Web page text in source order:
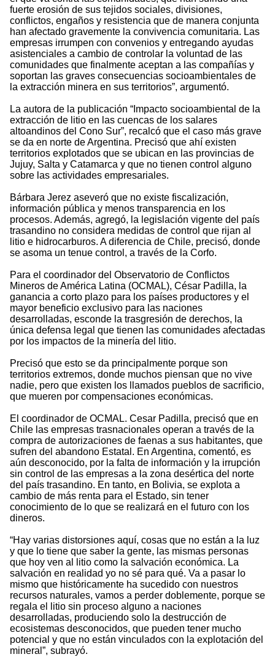
fuerte erosión de sus tejidos sociales, divisiones,
conflictos, engaños y resistencia que de manera conjunta
han afectado gravemente la convivencia comunitaria. Las
empresas irrumpen con convenios y entregando ayudas
asistenciales a cambio de controlar la voluntad de las
comunidades que finalmente aceptan a las compañías y
soportan las graves consecuencias socioambientales de
la extracción minera en sus territorios”, argumentó.
La autora de la publicación “Impacto socioambiental de la
extracción de litio en las cuencas de los salares
altoandinos del Cono Sur”, recalcó que el caso más grave
se da en norte de Argentina. Precisó que ahí existen
territorios explotados que se ubican en las provincias de
Jujuy, Salta y Catamarca y que no tienen control alguno
sobre las actividades empresariales.
Bárbara Jerez aseveró que no existe fiscalización,
información pública y menos transparencia en los
procesos. Además, agregó, la legislación vigente del país
trasandino no considera medidas de control que rijan al
litio e hidrocarburos. A diferencia de Chile, precisó, donde
se asoma un tenue control, a través de la Corfo.
Para el coordinador del Observatorio de Conflictos
Mineros de América Latina (OCMAL), César Padilla, la
ganancia a corto plazo para los países productores y el
mayor beneficio exclusivo para las naciones
desarrolladas, esconde la trasgresión de derechos, la
única defensa legal que tienen las comunidades afectadas
por los impactos de la minería del litio.
Precisó que esto se da principalmente porque son
territorios extremos, donde muchos piensan que no vive
nadie, pero que existen los llamados pueblos de sacrificio,
que mueren por compensaciones económicas.
El coordinador de OCMAL. Cesar Padilla, precisó que en
Chile las empresas trasnacionales operan a través de la
compra de autorizaciones de faenas a sus habitantes, que
sufren del abandono Estatal. En Argentina, comentó, es
aún desconocido, por la falta de información y la irrupción
sin control de las empresas a la zona desértica del norte
del país trasandino. En tanto, en Bolivia, se explota a
cambio de más renta para el Estado, sin tener
conocimiento de lo que se realizará en el futuro con los
dineros.
“Hay varias distorsiones aquí, cosas que no están a la luz
y que lo tiene que saber la gente, las mismas personas
que hoy ven al litio como la salvación económica. La
salvación en realidad yo no sé para qué. Va a pasar lo
mismo que históricamente ha sucedido con nuestros
recursos naturales, vamos a perder doblemente, porque se
regala el litio sin proceso alguno a naciones
desarrolladas, produciendo solo la destrucción de
ecosistemas desconocidos, que pueden tener mucho
potencial y que no están vinculados con la explotación del
mineral”, subrayó.